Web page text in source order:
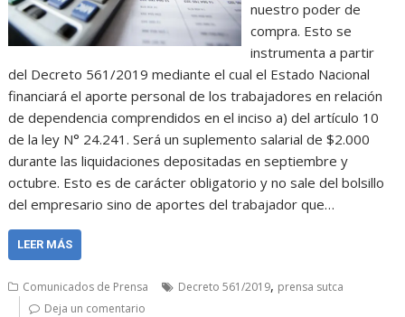
nuestro poder de
compra. Esto se
instrumenta a partir
del Decreto 561/2019 mediante el cual el Estado Nacional
financiará el aporte personal de los trabajadores en relación
de dependencia comprendidos en el inciso a) del artículo 10
de la ley N° 24.241. Será un suplemento salarial de $2.000
durante las liquidaciones depositadas en septiembre y
octubre. Esto es de carácter obligatorio y no sale del bolsillo
del empresario sino de aportes del trabajador que…
LEER MÁS
Comunicados de Prensa Decreto 561/2019, prensa sutca
Deja un comentario